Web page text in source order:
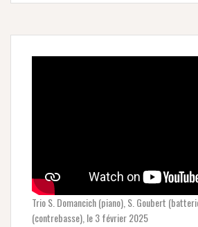
Trio S. Domancich (piano), S. Goubert
(contrebasse), le 3 février 2025